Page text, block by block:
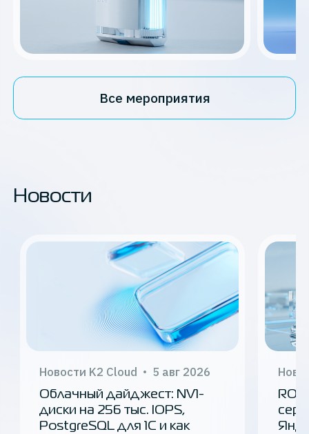
Все мероприятия
Новости
Новости K2 Cloud 5 авг 2026
Облачный дайджест: NV1-
диски на 256 тыс. IOPS,
PostgreSQL для 1С и как